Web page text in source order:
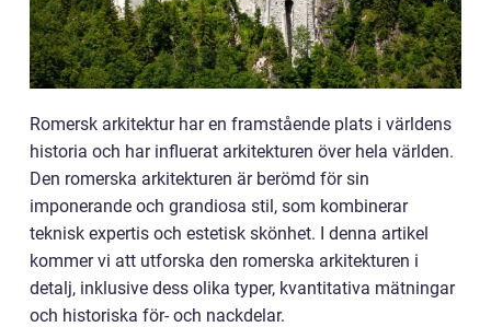
Romersk arkitektur har en framstående plats i världens
historia och har influerat arkitekturen över hela världen.
Den romerska arkitekturen är berömd för sin
imponerande och grandiosa stil, som kombinerar
teknisk expertis och estetisk skönhet. I denna artikel
kommer vi att utforska den romerska arkitekturen i
detalj, inklusive dess olika typer, kvantitativa mätningar
och historiska för- och nackdelar.